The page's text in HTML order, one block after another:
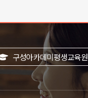
구성아카데미평생교육원